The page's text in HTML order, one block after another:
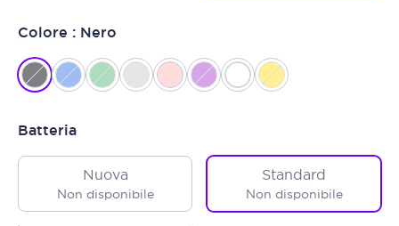
Colore : Nero
Batteria
Nuova
Non disponibile
Standard
Non disponibile